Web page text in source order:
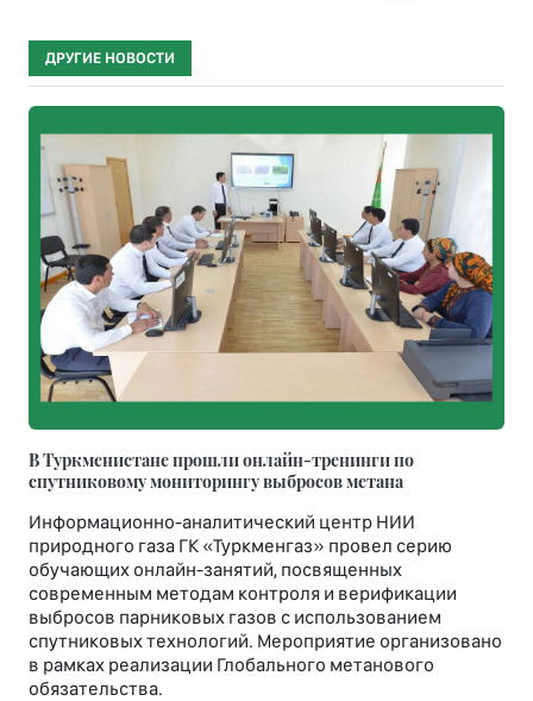
ДРУГИЕ НОВОСТИ
В Туркменистане прошли онлайн-тренинги по
спутниковому мониторингу выбросов метана
Информационно-аналитический центр НИИ
природного газа ГК «Туркменгаз» провел серию
обучающих онлайн-занятий, посвященных
современным методам контроля и верификации
выбросов парниковых газов с использованием
спутниковых технологий. Мероприятие организовано
в рамках реализации Глобального метанового
обязательства.